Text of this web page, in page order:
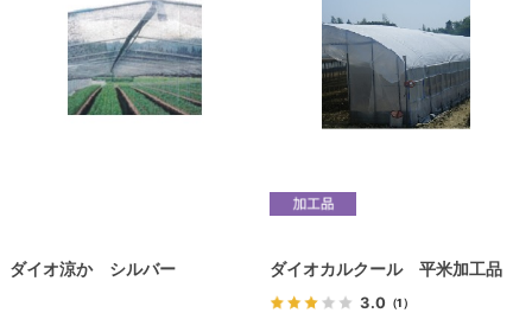
ダイオ涼か シルバー ダイオカルクール 平米加工品
3.0 （1）